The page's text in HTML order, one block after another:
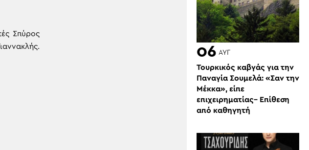
Σπύρος
06 ΑΥΓ
Τουρκικός καβγάς για την
Παναγία Σουμελά: «Σαν την
Μέκκα», είπε
επιχειρηματίας– Επίθεση
από καθηγητή